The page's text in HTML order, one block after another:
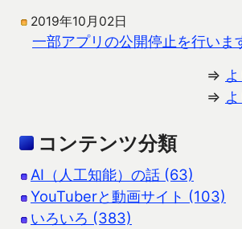
2019年10月02日
一部アプリの公開停止を行いま
⇒
⇒
コンテンツ分類
AI（人工知能）の話 (63)
YouTuberと動画サイト (103)
いろいろ (383)